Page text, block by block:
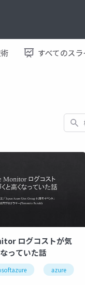
すべてのスラ
検索
ログコストが気
っていた話
azure